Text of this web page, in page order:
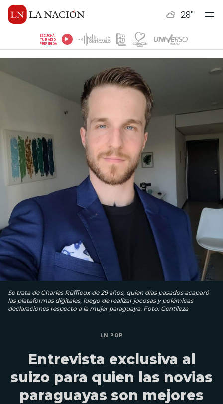
28°
ESCUCHÁ
TU RADIO
PREFERIDA
Se trata de Charles Rüffieux de 29 años, quien días pasados acaparó
las plataformas digitales, luego de realizar jocosas y polémicas
declaraciones respecto a la mujer paraguaya. Foto: Gentileza
LN POP
Entrevista exclusiva al
suizo para quien las novias
paraguayas son mejores